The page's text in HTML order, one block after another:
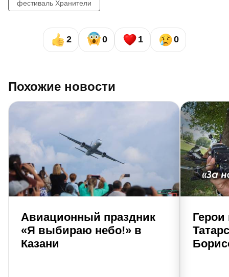
фестиваль Хранители
2 0 1 0
Похожие новости
Авиационный праздник
«Я выбираю небо!» в
Казани
Герои